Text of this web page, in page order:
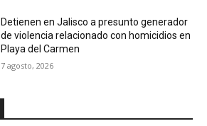
Detienen en Jalisco a presunto generador
de violencia relacionado con homicidios en
Playa del Carmen
7 agosto, 2026